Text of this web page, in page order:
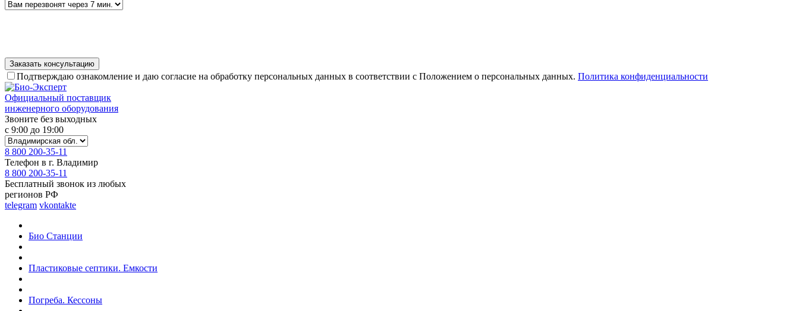
Подтверждаю ознакомление и даю согласие на обработку персональных данных в соответствии с Положением о персональных данных. Политика конфиденциальности
Официальный поставщик
инженерного оборудования
Звоните без выходных
с 9:00 до 19:00
8 800 200-35-11
Телефон в г. Владимир
8 800 200-35-11
Бесплатный звонок из любых
регионов РФ
telegram vkontakte
Био Станции
Пластиковые септики. Емкости
Погреба. Кессоны